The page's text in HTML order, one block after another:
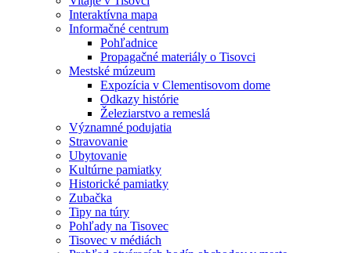
Interaktívna mapa
Informačné centrum
Pohľadnice
Propagačné materiály o Tisovci
Mestské múzeum
Expozícia v Clementisovom dome
Odkazy histórie
Železiarstvo a remeslá
Významné podujatia
Stravovanie
Ubytovanie
Kultúrne pamiatky
Historické pamiatky
Zubačka
Tipy na túry
Pohľady na Tisovec
Tisovec v médiách